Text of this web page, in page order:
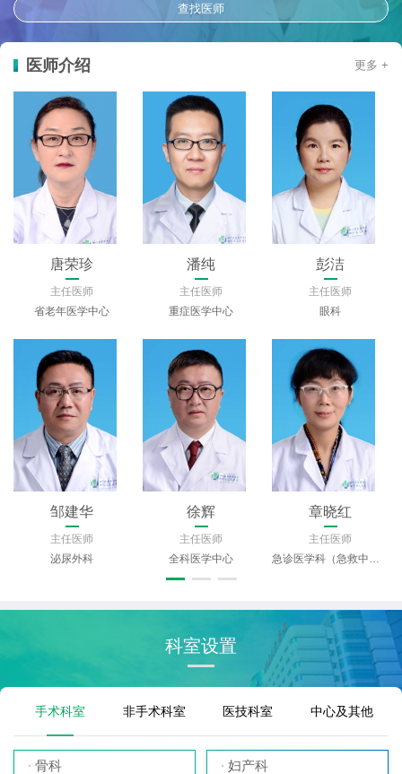
查找医师
医师介绍 更多 +
唐荣珍
主任医师
省老年医学中心
潘纯
主任医师
重症医学中心
彭洁
主任医师
眼科
邹建华
主任医师
泌尿外科
徐辉
主任医师
全科医学中心
章晓红
主任医师
急诊医学科（急救中心）
科室设置
手术科室 非手术科室 医技科室 中心及其他
骨科 妇产科